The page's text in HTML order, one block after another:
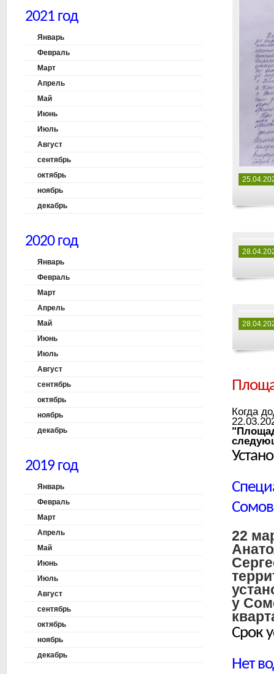
Когда
22
у
Срок
Нет
2021 год
Январь
Февраль
Март
Апрель
Май
Июнь
Июль
Август
сентябрь
октябрь
ноябрь
декабрь
2020 год
Январь
Февраль
Март
Апрель
Май
Июнь
Июль
Август
сентябрь
октябрь
ноябрь
декабрь
2019 год
Январь
Февраль
Март
Апрель
Май
Июнь
Июль
Август
сентябрь
октябрь
ноябрь
декабрь